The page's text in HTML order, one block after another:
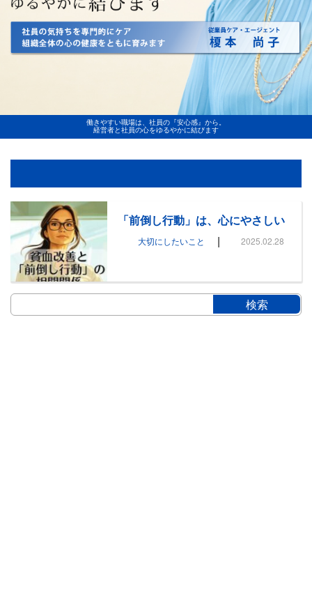
働きやすい職場は、社員の『安心感』から。
経営者と社員の心をゆるやかに結びます
「前倒し行動」は、心にやさしい
大切にしたいこと | 2025.02.28